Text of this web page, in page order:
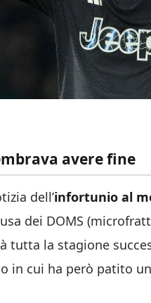
avere fine
dell’infortunio al
dei DOMS
tutta la stagione
in cui ha però patito